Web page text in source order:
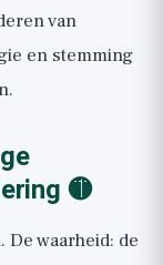
van
en stemming
🟡
waarheid: de